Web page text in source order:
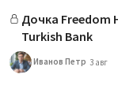
Дочка Freedom
Turkish Bank
Иванов Петр 3 авг